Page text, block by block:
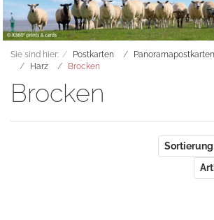
Sie sind hier: Postkarten Panoramapostkarten
Harz
Brocken
Brocken